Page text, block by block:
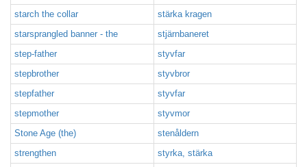
starch the collar
stärka kragen
starsprangled banner - the
stjärnbaneret
step-father
styvfar
stepbrother
styvbror
stepfather
styvfar
stepmother
styvmor
Stone Age (the)
stenåldern
strengthen
styrka, stärka